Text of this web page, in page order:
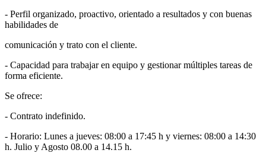
- Perfil organizado, proactivo, orientado a resultados y con buenas
habilidades de
comunicación y trato con el cliente.
- Capacidad para trabajar en equipo y gestionar múltiples tareas de
forma eficiente.
Se ofrece:
- Contrato indefinido.
- Horario: Lunes a jueves: 08:00 a 17:45 h y viernes: 08:00 a 14:30
h. Julio y Agosto 08.00 a 14.15 h.